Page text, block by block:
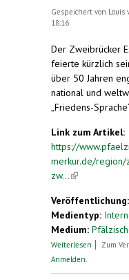
Gespeichert von Louis
18:16
Der Zweibrücker
feierte kürzlich
über 50 Jahren
national und
„Friedens-
Link zum Artikel:
https://
merkur.de/
zw...(link is external)
Veröffentlichung:
Medientyp:
Medium:
Weiterlesen überZum
Anmelden